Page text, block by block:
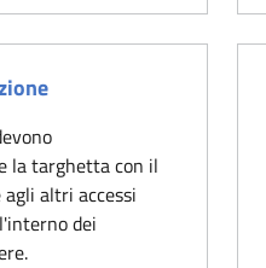
la targhetta con il
altri accessi
dei